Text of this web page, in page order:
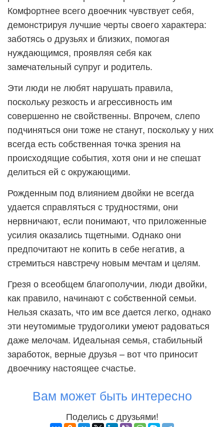
Комфортнее всего двоечник чувствует себя,
демонстрируя лучшие черты своего характера:
заботясь о друзьях и близких, помогая
нуждающимся, проявляя себя как
замечательный супруг и родитель.
Эти люди не любят нарушать правила,
поскольку резкость и агрессивность им
совершенно не свойственны. Впрочем, слепо
подчиняться они тоже не станут, поскольку у них
всегда есть собственная точка зрения на
происходящие события, хотя они и не спешат
делиться ей с окружающими.
Рожденным под влиянием двойки не всегда
удается справляться с трудностями, они
нервничают, если понимают, что приложенные
усилия оказались тщетными. Однако они
предпочитают не копить в себе негатив, а
стремиться навстречу новым мечтам и целям.
Грезя о всеобщем благополучии, люди двойки,
как правило, начинают с собственной семьи.
Нельзя сказать, что им все дается легко, однако
эти неутомимые трудоголики умеют радоваться
даже мелочам. Идеальная семья, стабильный
заработок, верные друзья – вот что приносит
двоечнику настоящее счастье.
Вам может быть интересно
Поделись с друзьями!